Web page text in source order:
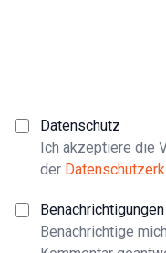
Datenschutz
Ich akzeptiere die
der
Benachrichtigungen
Benachrichtige